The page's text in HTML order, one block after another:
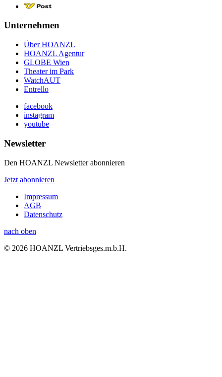
Unternehmen
Über HOANZL
HOANZL Agentur
GLOBE Wien
Theater im Park
WatchAUT
Entrello
facebook
instagram
youtube
Newsletter
Den HOANZL Newsletter abonnieren
Jetzt abonnieren
Impressum
AGB
Datenschutz
nach oben
© 2026 HOANZL Vertriebsges.m.b.H.